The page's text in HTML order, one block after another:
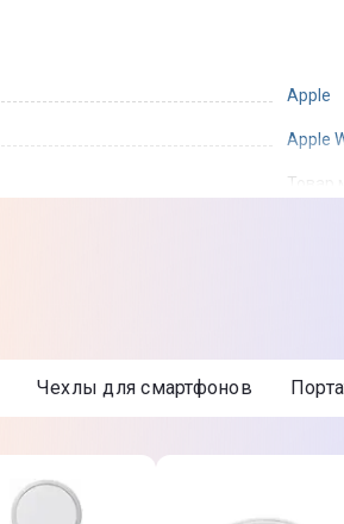
Apple
Apple
Товар
Чехлы для смартфонов